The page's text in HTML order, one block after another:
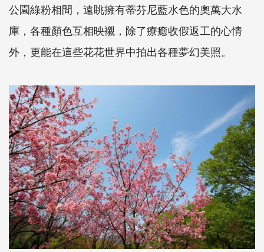
公園綠粉相間，遠眺擁有蒂芬尼藍水色的奧萬大水
庫，各種顏色互相映襯，除了療癒收假返工的心情
外，更能在這些花花世界中拍出各種夢幻美照。